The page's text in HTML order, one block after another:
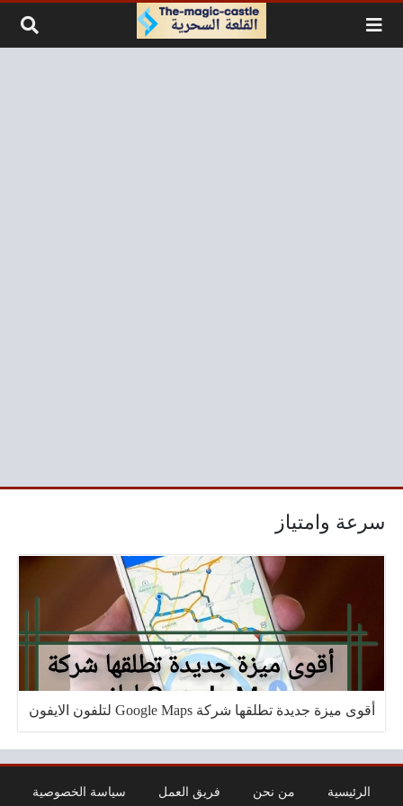
سرعة وامتياز
أقوى ميزة جديدة تطلقها شركة Google Maps لتلفون الايفون
الرئيسية من نحن فريق العمل سياسة الخصوصية